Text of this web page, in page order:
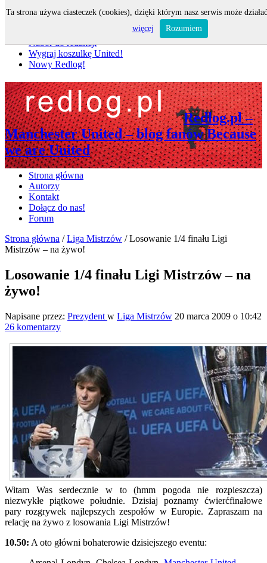
Nabór do redakcji
Wygraj koszulkę United!
Nowy Redlog!
Redlog.pl –
Manchester United – blog fanów Because
we are United
Strona główna
Autorzy
Kontakt
Dołącz do nas!
Forum
Strona główna /Liga Mistrzów /Losowanie 1/4 finału Ligi
Mistrzów – na żywo!
Losowanie 1/4 finału Ligi Mistrzów – na
żywo!
Napisane przez: Prezydent w Liga Mistrzów 20 marca 2009 o 10:42
26 komentarzy
Witam Was serdecznie w to (hmm pogoda nie rozpieszcza)
niezwykłe piątkowe południe. Dzisiaj poznamy ćwierćfinałowe
pary rozgrywek najlepszych zespołów w Europie. Zapraszam na
relację na żywo z losowania Ligi Mistrzów!
10.50: A oto główni bohaterowie dzisiejszego eventu:
Ta strona używa ciasteczek (cookies), dzięki którym nasz serwis może
więcej
Rozumiem